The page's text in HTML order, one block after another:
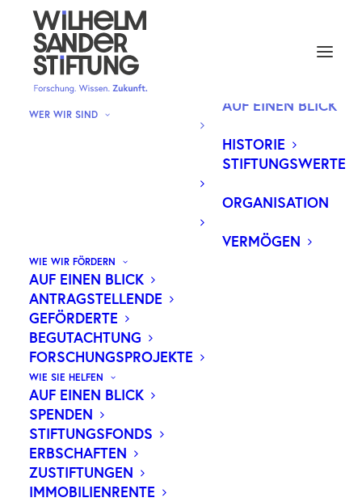
WER WIR SIND
AUF EINEN BLICK
HISTORIE
STIFTUNGSWERTE
ORGANISATION
VERMÖGEN
WIE WIR FÖRDERN
AUF EINEN BLICK
ANTRAGSTELLENDE
GEFÖRDERTE
BEGUTACHTUNG
FORSCHUNGSPROJEKTE
WIE SIE HELFEN
AUF EINEN BLICK
SPENDEN
STIFTUNGSFONDS
ERBSCHAFTEN
ZUSTIFTUNGEN
IMMOBILIENRENTE
Wer wir sind
ÜBER DIE STIFTUNG
FÜR EINE ZUKUNFT OHNE
KRANKHEIT